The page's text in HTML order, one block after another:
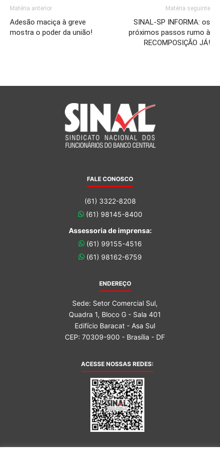
Matéria anterior
Adesão maciça à greve
mostra o poder da união!
Matéria seguinte
SINAL-SP INFORMA: os
próximos passos rumo à
RECOMPOSIÇÃO JÁ!
FALE CONOSCO
(61) 3322-8208
(61) 98145-8400
Assessoria de imprensa:
(61) 99155-4516
(61) 98162-6759
ENDEREÇO
Sede: Setor Comercial Sul,
Quadra 1, Bloco G - Sala 401
Edifício Baracat - Asa Sul
CEP: 70309-900 - Brasília - DF
ACESSE NOSSAS REDES: